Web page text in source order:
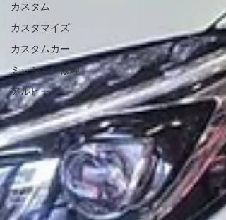
カスタム
カスタマイズ
カスタムカー
ミッション修理
アルピーヌ